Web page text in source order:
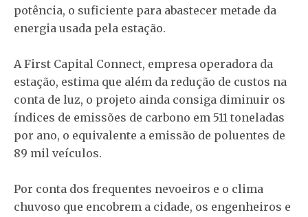
potência, o suficiente para abastecer metade da
energia usada pela estação.
A First Capital Connect, empresa operadora da
estação, estima que além da redução de custos na
conta de luz, o projeto ainda consiga diminuir os
índices de emissões de carbono em 511 toneladas
por ano, o equivalente a emissão de poluentes de
89 mil veículos.
Por conta dos frequentes nevoeiros e o clima
chuvoso que encobrem a cidade, os engenheiros e